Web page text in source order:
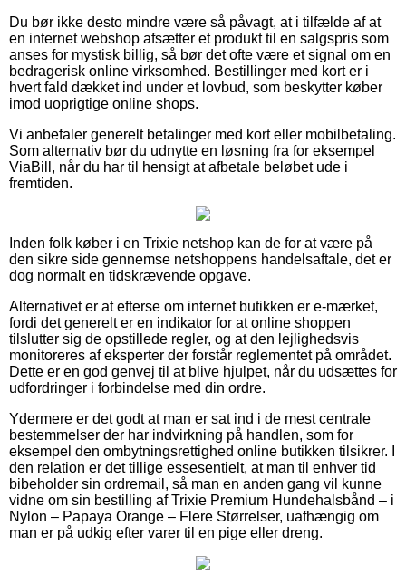
Du bør ikke desto mindre være så påvagt, at i tilfælde af at
en internet webshop afsætter et produkt til en salgspris som
anses for mystisk billig, så bør det ofte være et signal om en
bedragerisk online virksomhed. Bestillinger med kort er i
hvert fald dækket ind under et lovbud, som beskytter køber
imod uoprigtige online shops.
Vi anbefaler generelt betalinger med kort eller mobilbetaling.
Som alternativ bør du udnytte en løsning fra for eksempel
ViaBill, når du har til hensigt at afbetale beløbet ude i
fremtiden.
Inden folk køber i en Trixie netshop kan de for at være på
den sikre side gennemse netshoppens handelsaftale, det er
dog normalt en tidskrævende opgave.
Alternativet er at efterse om internet butikken er e-mærket,
fordi det generelt er en indikator for at online shoppen
tilslutter sig de opstillede regler, og at den lejlighedsvis
monitoreres af eksperter der forstår reglementet på området.
Dette er en god genvej til at blive hjulpet, når du udsættes for
udfordringer i forbindelse med din ordre.
Ydermere er det godt at man er sat ind i de mest centrale
bestemmelser der har indvirkning på handlen, som for
eksempel den ombytningsrettighed online butikken tilsikrer. I
den relation er det tillige essesentielt, at man til enhver tid
bibeholder sin ordremail, så man en anden gang vil kunne
vidne om sin bestilling af Trixie Premium Hundehalsbånd – i
Nylon – Papaya Orange – Flere Størrelser, uafhængig om
man er på udkig efter varer til en pige eller dreng.